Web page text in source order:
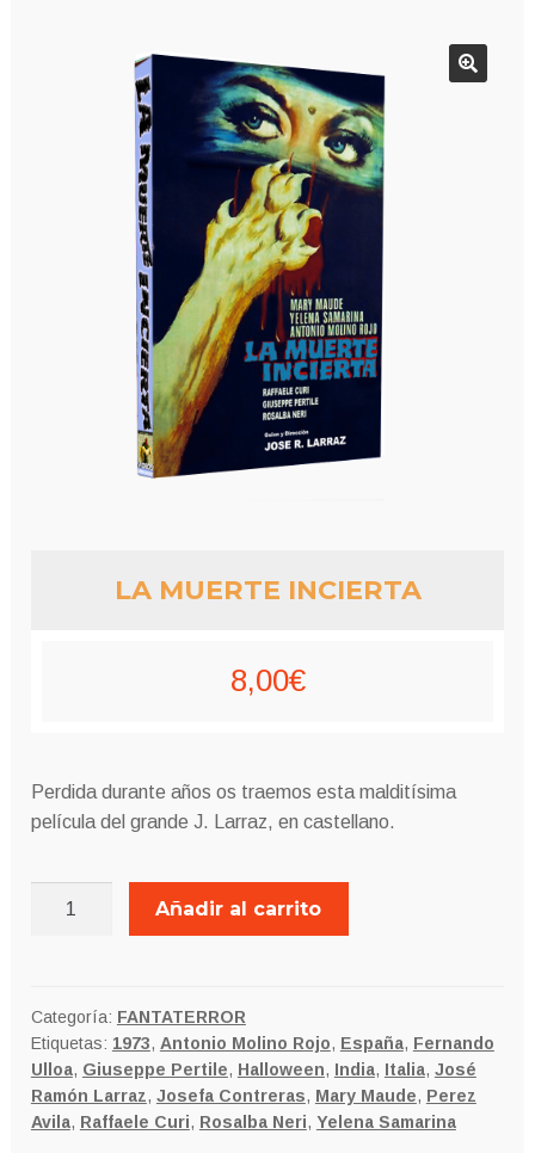
LA MUERTE INCIERTA
8,00€
Perdida durante años os traemos esta malditísima
película del grande J. Larraz, en castellano.
Añadir al carrito
Categoría: FANTATERROR
Etiquetas: 1973, Antonio Molino Rojo, España, Fernando
Ulloa, Giuseppe Pertile, Halloween, India, Italia, José
Ramón Larraz, Josefa Contreras, Mary Maude, Perez
Avila, Raffaele Curi, Rosalba Neri, Yelena Samarina